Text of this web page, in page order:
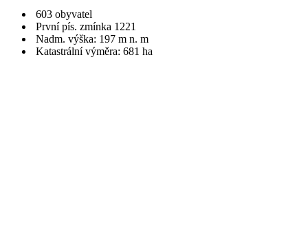
603 obyvatel
První pís. zmínka 1221
Nadm. výška: 197 m n. m
Katastrální výměra: 681 ha